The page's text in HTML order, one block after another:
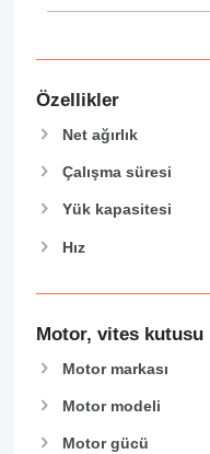
906
908
910
918
924
930
950
953
962
963
Özellikler
Net ağırlık
Çalışma süresi
Yük kapasitesi
Hız
Motor, vites kutusu
Motor markası
Motor modeli
Motor gücü